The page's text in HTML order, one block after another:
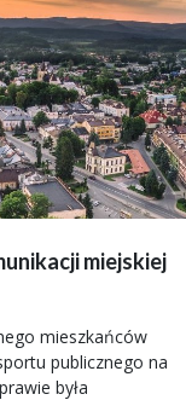
miejskiej
mieszkańców
publicznego na
była